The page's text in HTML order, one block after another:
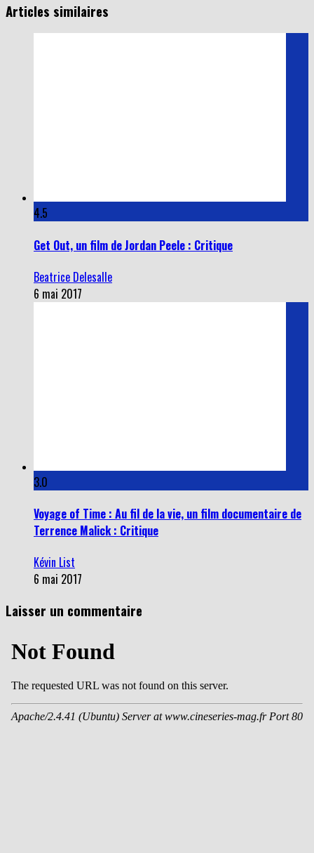
Articles similaires
4.5
Get Out, un film de Jordan Peele : Critique
Beatrice Delesalle
6 mai 2017
3.0
Voyage of Time : Au fil de la vie, un film documentaire de
Terrence Malick : Critique
Kévin List
6 mai 2017
Laisser un commentaire